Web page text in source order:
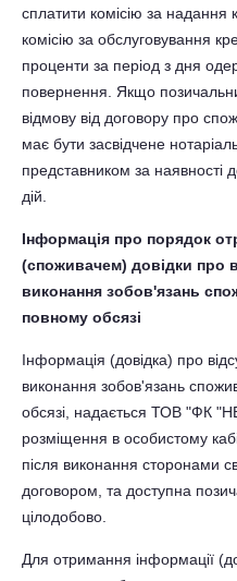
сплатити комісію за надання
комісію за обслуговування
проценти за період з дня
повернення. Якщо
відмову від договору про
має бути засвідчене
представником за наявності
дій.
Інформація про порядок
(споживачем) довідки про
виконання зобов'язань
повному обсязі
Інформація (довідка) про
виконання зобов'язань
обсязі, надається ТОВ "ФК
розміщення в особистому
після виконання сторонами
договором, та доступна
цілодобово.
Для отримання інформації